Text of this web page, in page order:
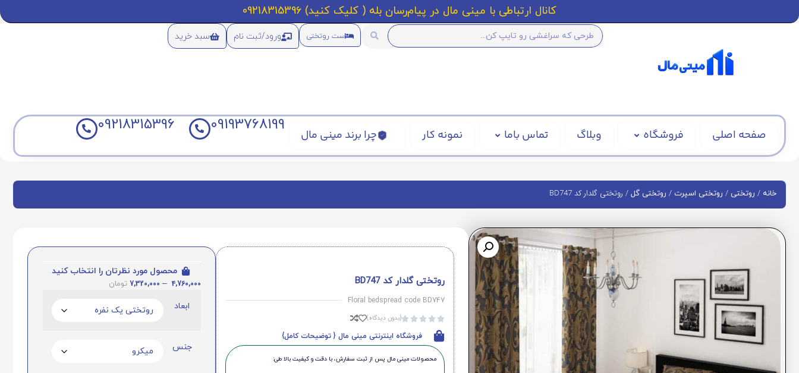
کانال ارتباطی با مینی مال در پیام‌رسان بله ( کلیک کنید) 09218315396
ست روتختی ورود/ثبت نام سبد خرید
صفحه اصلی فروشگاه وبلاگ تماس باما نمونه کار چرا برند مینی مال
09193768199
09218315396
خانه / روتختی / روتختی اسپرت / روتختی گل / روتختی گلدار کد BD747
روتختی گلدار کد BD747
Floral bedspread code BD747




(بدون دیدگاه)
فروشگاه اینترنتی مینی مال { توضیحات کامل}
محصولات مینی‌ مال پس از ثبت سفارش، با دقت و کیفیت بالا طی:
محصول مورد نظرتان را انتخاب کنید
4,760,000
–
7,320,000 تومان
ابعاد
جنس